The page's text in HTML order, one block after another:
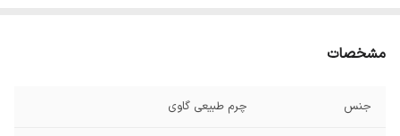
مشخصات
جنس چرم طبیعی گاوی